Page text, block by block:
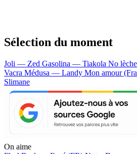
Sélection du moment
Joli — Zed Gasolina — Tiakola No
Vacra Médusa — Landy Mon amour
Slimane
On aime